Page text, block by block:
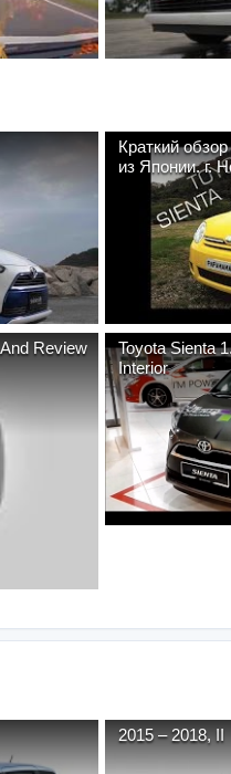
Краткий
из Японии. г.
Review
Toyota Sienta
Interior
2015–2018,II